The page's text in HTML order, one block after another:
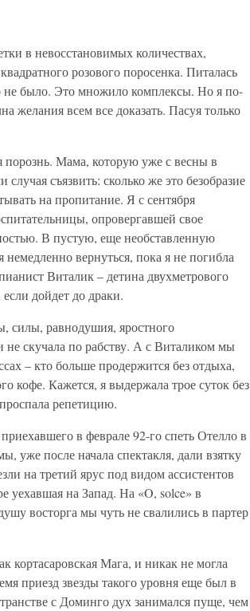
в невосстановимых количествах,
розового поросенка. Питалась
не было. Это множило комплексы. Но я по-
всем все доказать. Пасуя только
порознь. Мама, которую уже с весны в
съязвить: сколько же это безобразие
на пропитание. Я с сентября
опровергавшей свое
В пустую, еще необставленную
вернуться, пока я не погибла
Виталик – детина двухметрового
дойдет до драки.
силы, равнодушия, яростного
скучала по рабству. А с Виталиком мы
– кто больше продержится без отдыха,
кофе. Кажется, я выдержала трое суток без
репетицию.
в феврале 92-го спеть Отелло в
уже после начала спектакля, дали взятку
на третий ярус под видом ассистентов
уехавшая на Запад. На «O, solce» в
восторга мы чуть не свалились в партер
кортасаровская Мага, и никак не могла
приезд звезды такого уровня еще был в
с Доминго дух занимался пуще, чем